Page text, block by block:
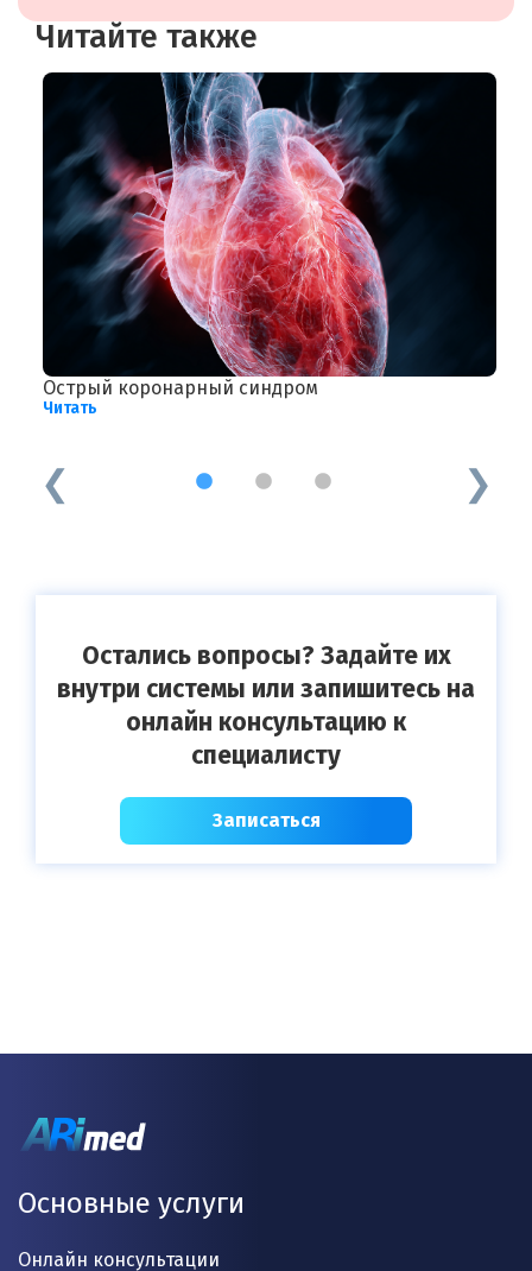
Читайте также
Острый коронарный синдром
Читать
1 2 3
Остались вопросы? Задайте их
внутри системы или запишитесь на
онлайн консультацию к
специалисту
Записаться
Основные услуги
Онлайн консультации